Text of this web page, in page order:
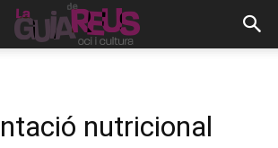
nutricional